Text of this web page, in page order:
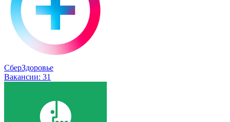
СберЗдоровье
Вакансии: 31